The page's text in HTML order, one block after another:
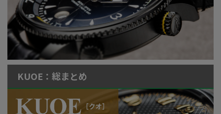
KUOE：総まとめ